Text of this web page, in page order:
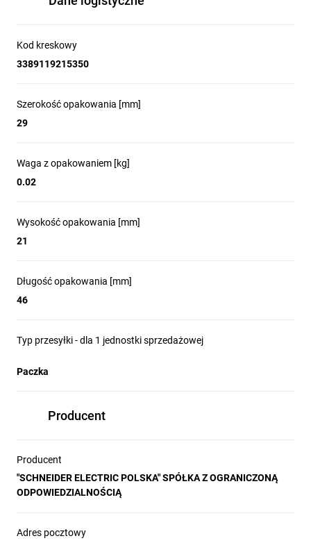
Kod kreskowy
3389119215350
Szerokość opakowania [mm]
29
Waga z opakowaniem [kg]
0.02
Wysokość opakowania [mm]
21
Długość opakowania [mm]
46
Typ przesyłki - dla 1 jednostki sprzedażowej
Paczka
Producent
Producent
"SCHNEIDER ELECTRIC POLSKA" SPÓŁKA Z OGRANICZONĄ
ODPOWIEDZIALNOŚCIĄ
Adres pocztowy